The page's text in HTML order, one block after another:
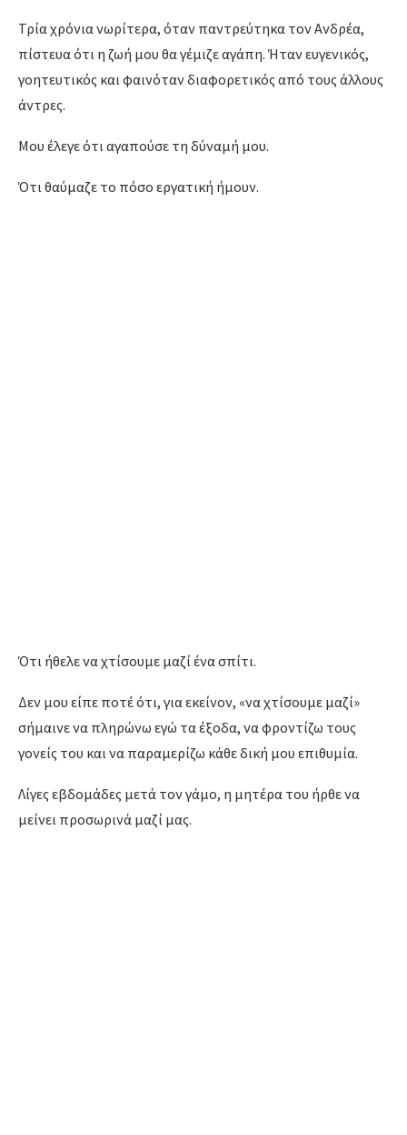
Τρία χρόνια νωρίτερα, όταν παντρεύτηκα τον Ανδρέα,
πίστευα ότι η ζωή μου θα γέμιζε αγάπη. Ήταν ευγενικός,
γοητευτικός και φαινόταν διαφορετικός από τους άλλους
άντρες.
Μου έλεγε ότι αγαπούσε τη δύναμή μου.
Ότι θαύμαζε το πόσο εργατική ήμουν.
Ότι ήθελε να χτίσουμε μαζί ένα σπίτι.
Δεν μου είπε ποτέ ότι, για εκείνον, «να χτίσουμε μαζί»
σήμαινε να πληρώνω εγώ τα έξοδα, να φροντίζω τους
γονείς του και να παραμερίζω κάθε δική μου επιθυμία.
Λίγες εβδομάδες μετά τον γάμο, η μητέρα του ήρθε να
μείνει προσωρινά μαζί μας.